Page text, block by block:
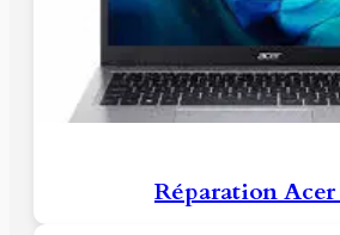
Réparation Acer